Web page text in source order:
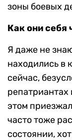
зоны боевых
Как они себя
Я даже не
находились в
сейчас,
этом
часто тоже
состоянии,